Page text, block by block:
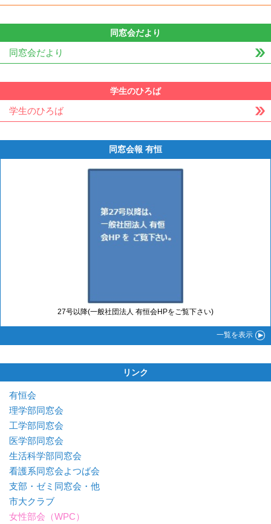
同窓会だより
同窓会だより
学生のひろば
学生のひろば
同窓会報 有恒
27号以降(一般社団法人 有恒会HPをご覧下さい)
一覧を表示
リンク
有恒会
理学部同窓会
工学部同窓会
医学部同窓会
生活科学部同窓会
看護系同窓会よつば会
支部・ゼミ同窓会・他
市大クラブ
女性部会（WPC）